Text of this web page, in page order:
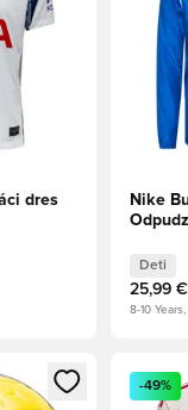
dres
Nike
Deti
Deti
25,99 €
8-10 Years,
prihlásenie aleboOtvorí
-49%